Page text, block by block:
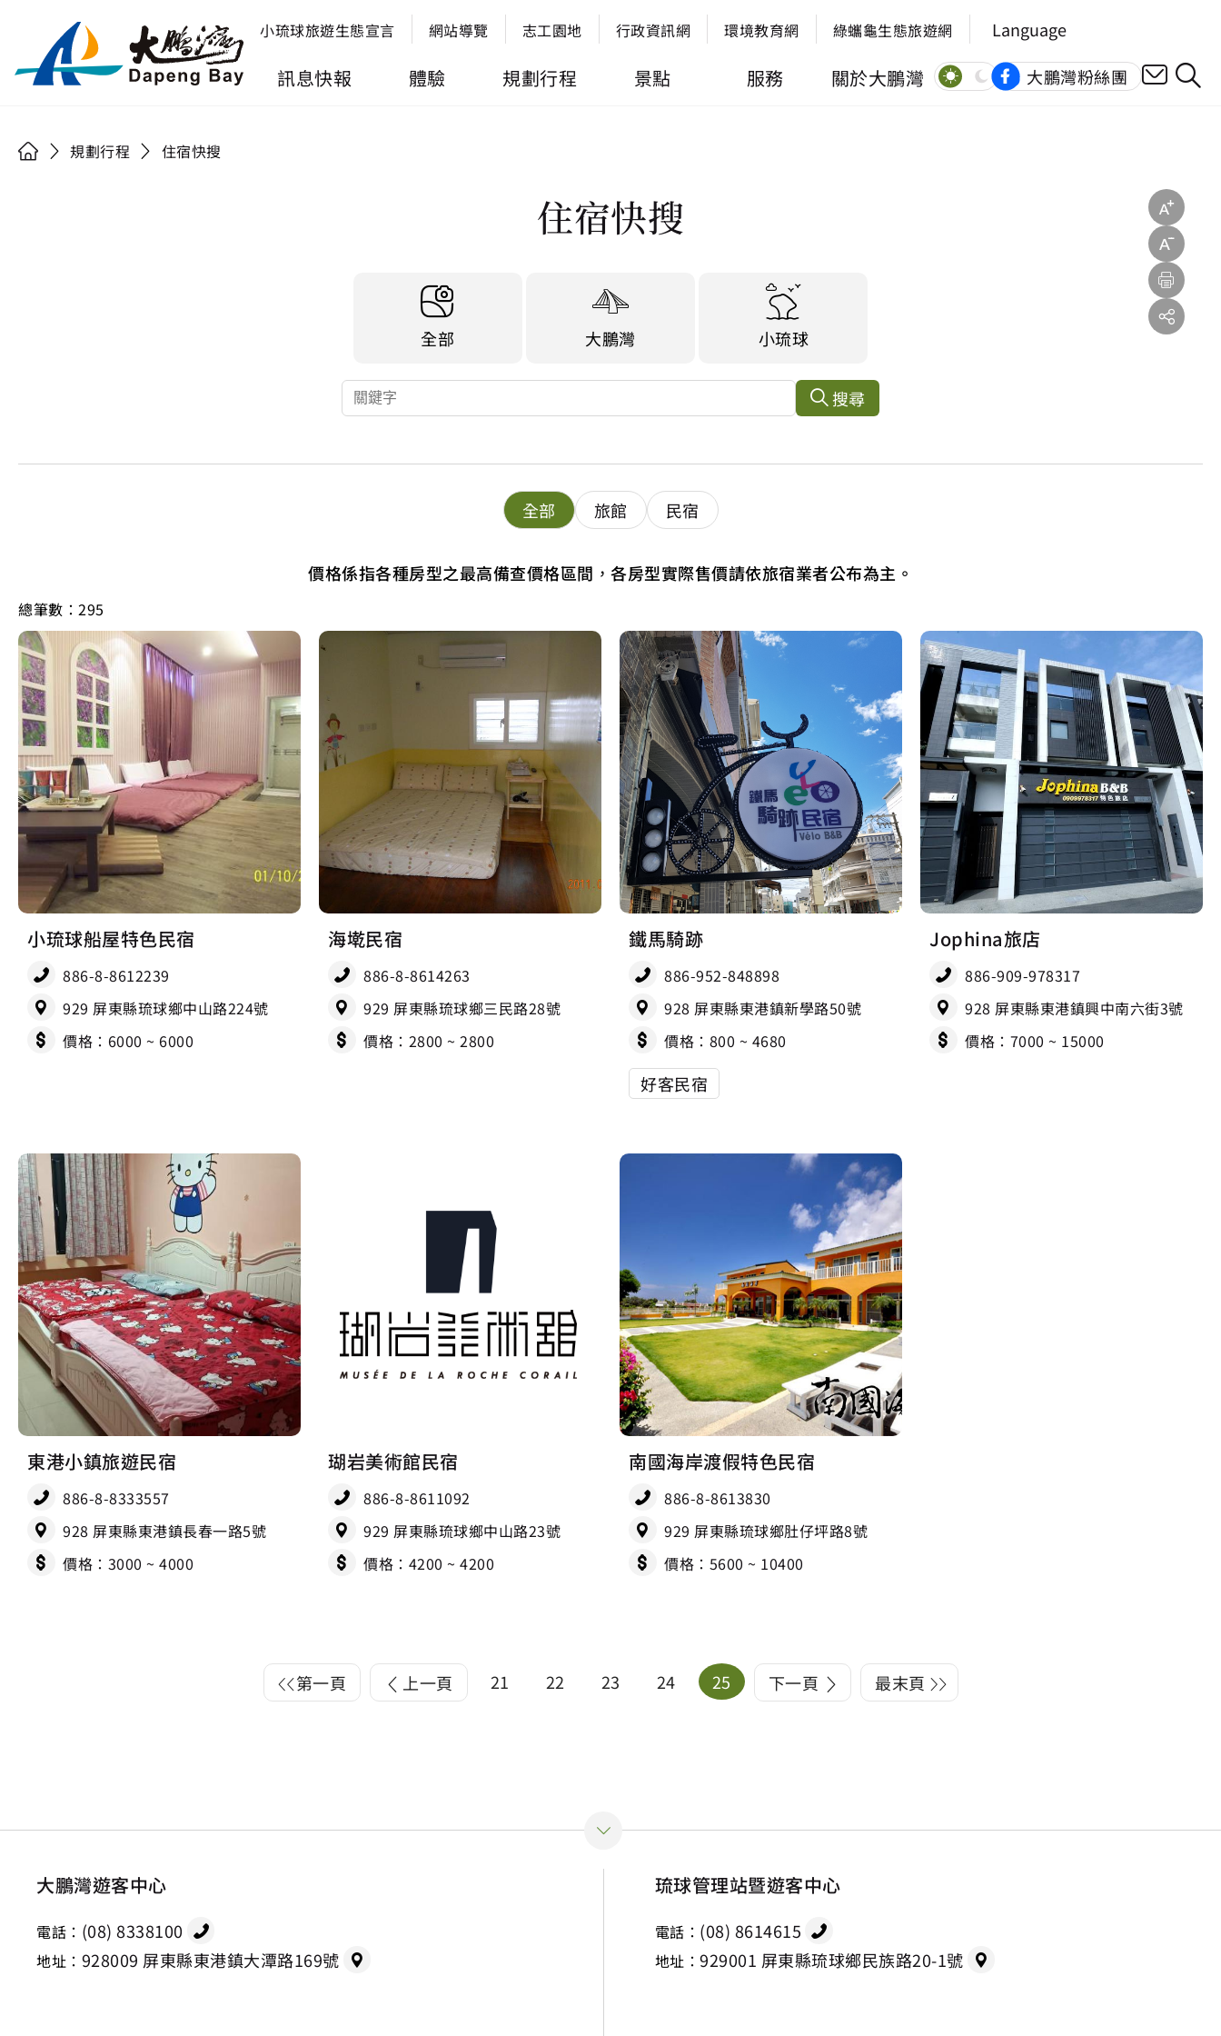
小琉球旅遊生態宣言 網站導覽 志工園地 行政資訊網 環境教育網 綠蠵龜生態旅遊網 Language
訊息快報 體驗 規劃行程 景點 服務 關於大鵬灣 大鵬灣粉絲團
規劃行程 住宿快搜
住宿快搜
全部 大鵬灣 小琉球
搜尋
全部 旅館 民宿
價格係指各種房型之最高備查價格區間，各房型實際售價請依旅宿業者公布為主。
總筆數：295
小琉球船屋特色民宿
886-8-8612239
929 屏東縣琉球鄉中山路224號
價格：6000 ~ 6000
海墘民宿
886-8-8614263
929 屏東縣琉球鄉三民路28號
價格：2800 ~ 2800
鐵馬騎跡
886-952-848898
928 屏東縣東港鎮新學路50號
價格：800 ~ 4680
好客民宿
Jophina旅店
886-909-978317
928 屏東縣東港鎮興中南六街3號
價格：7000 ~ 15000
東港小鎮旅遊民宿
886-8-8333557
928 屏東縣東港鎮長春一路5號
價格：3000 ~ 4000
瑚岩美術館民宿
886-8-8611092
929 屏東縣琉球鄉中山路23號
價格：4200 ~ 4200
南國海岸渡假特色民宿
886-8-8613830
929 屏東縣琉球鄉肚仔坪路8號
價格：5600 ~ 10400
第一頁 上一頁 21 22 23 24 25 下一頁 最末頁
大鵬灣遊客中心
電話： (08) 8338100
地址： 928009 屏東縣東港鎮大潭路169號
琉球管理站暨遊客中心
電話： (08) 8614615
地址： 929001 屏東縣琉球鄉民族路20-1號